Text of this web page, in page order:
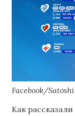
Facebook/Satoshi
Как